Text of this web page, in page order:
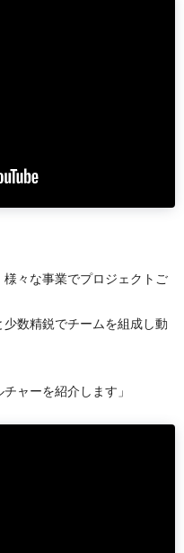
々な事業でプロジェクトご
数精鋭でチームを組成し動
チャーを紹介します」